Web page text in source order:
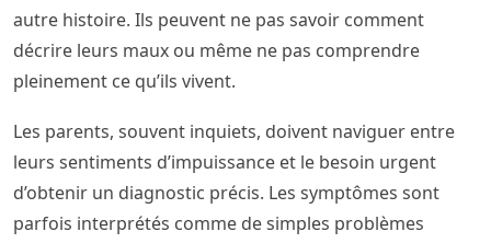
autre histoire. Ils peuvent ne pas savoir comment
décrire leurs maux ou même ne pas comprendre
pleinement ce qu’ils vivent.
Les parents, souvent inquiets, doivent naviguer entre
leurs sentiments d’impuissance et le besoin urgent
d’obtenir un diagnostic précis. Les symptômes sont
parfois interprétés comme de simples problèmes